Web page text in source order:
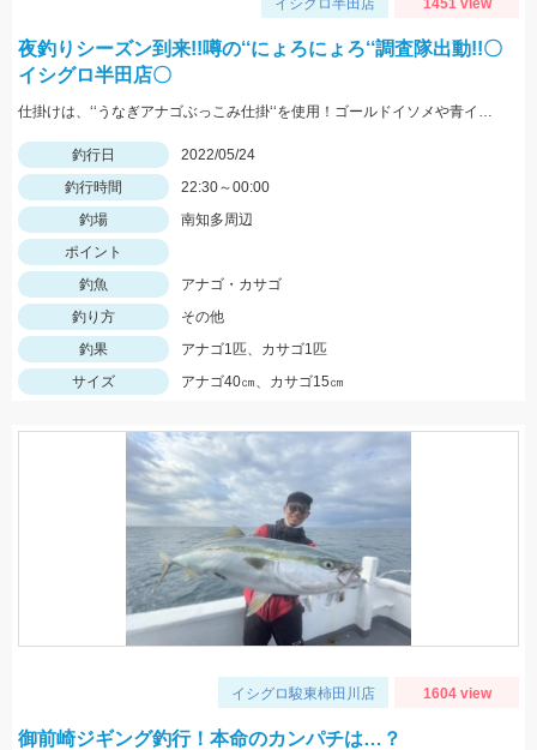
イシグロ半田店 1451 view
夜釣りシーズン到来!!噂の‘‘にょろにょろ‘‘調査隊出動!!〇
イシグロ半田店〇
仕掛けは、‘‘うなぎアナゴぶっこみ仕掛‘‘を使用！ゴールドイソメや青イソメの房掛けがオススメ‼
釣行日
2022/05/24
釣行時間
22:30～00:00
釣場
南知多周辺
ポイント
釣魚
アナゴ・カサゴ
釣り方
その他
釣果
アナゴ1匹、カサゴ1匹
サイズ
アナゴ40㎝、カサゴ15㎝
イシグロ駿東柿田川店 1604 view
御前崎ジギング釣行！本命のカンパチは…？